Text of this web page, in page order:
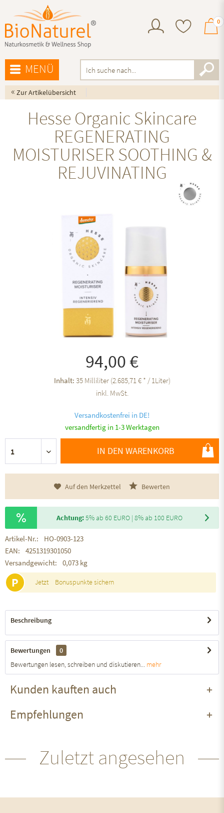
0
MENÜ
« Zur Artikelübersicht
Hesse Organic Skincare
REGENERATING
MOISTURISER SOOTHING &
REJUVINATING
94,00 €
Inhalt: 35 Milliliter (2.685,71 € * / 1Liter)
inkl. MwSt.
Versandkostenfrei in DE!
versandfertig in 1-3 Werktagen
IN DEN WARENKORB
Auf den Merkzettel Bewerten
Achtung:5% ab 60 EURO | 8% ab 100 EURO
Artikel-Nr.:
HO-0903-123
EAN:
4251319301050
Versandgewicht:
0,073 kg
P Jetzt Bonuspunkte sichern
Beschreibung
Bewertungen
0
Bewertungen lesen, schreiben und diskutieren... mehr
Kunden kauften auch
Empfehlungen
Zuletzt angesehen